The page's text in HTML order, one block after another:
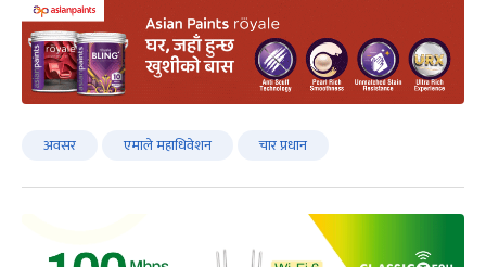
अवसर एमाले महाधिवेशन चार प्रधान